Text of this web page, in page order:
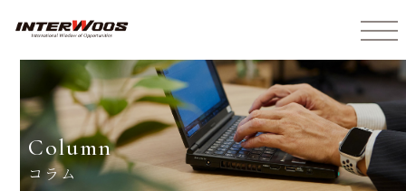
column
コラム